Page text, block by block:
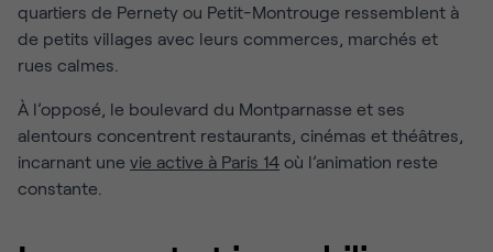
quartiers de Pernety ou Petit-Montrouge ressemblent à
de petits villages avec leurs commerces, marchés et
rues calmes.
À l’opposé, le boulevard du Montparnasse et ses
alentours concentrent restaurants, cinémas et théâtres,
incarnant une vie active à Paris 14 où l’animation reste
constante.